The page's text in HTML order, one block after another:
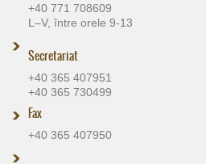
+40 771 708609
L–V, între orele 9-13
Secretariat
+40 365 407951
+40 365 730499
Fax
+40 365 407950